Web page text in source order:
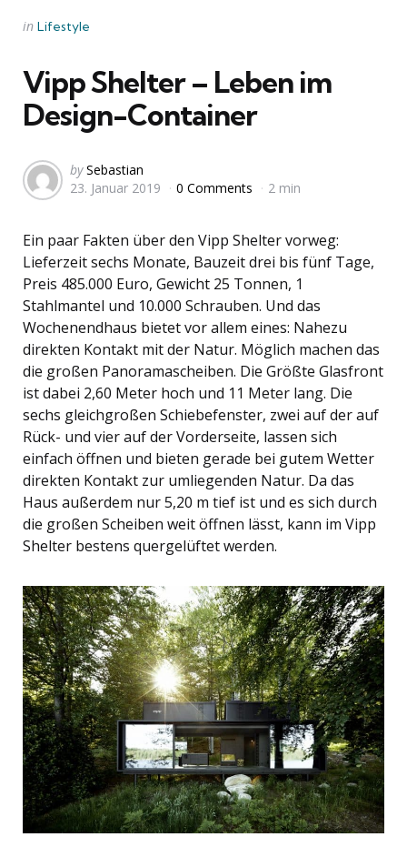
Categories
Posted
in Lifestyle
Vipp Shelter – Leben im
Design-Container
Posted
by
by Sebastian
23. Januar 2019
0 Comments 2 min
Ein paar Fakten über den Vipp Shelter vorweg:
Lieferzeit sechs Monate, Bauzeit drei bis fünf Tage,
Preis 485.000 Euro, Gewicht 25 Tonnen, 1
Stahlmantel und 10.000 Schrauben. Und das
Wochenendhaus bietet vor allem eines: Nahezu
direkten Kontakt mit der Natur. Möglich machen das
die großen Panoramascheiben. Die Größte Glasfront
ist dabei 2,60 Meter hoch und 11 Meter lang. Die
sechs gleichgroßen Schiebefenster, zwei auf der auf
Rück- und vier auf der Vorderseite, lassen sich
einfach öffnen und bieten gerade bei gutem Wetter
direkten Kontakt zur umliegenden Natur. Da das
Haus außerdem nur 5,20 m tief ist und es sich durch
die großen Scheiben weit öffnen lässt, kann im Vipp
Shelter bestens quergelüftet werden.